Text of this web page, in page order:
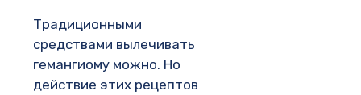
Традиционными
средствами вылечивать
гемангиому можно. Но
действие этих рецептов